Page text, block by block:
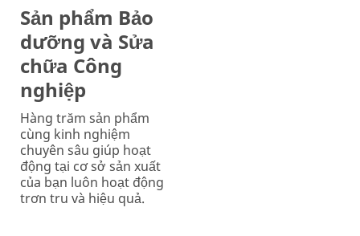
Sản phẩm Bảo
dưỡng và Sửa
chữa Công
nghiệp
Hàng trăm sản phẩm
cùng kinh nghiệm
chuyên sâu giúp hoạt
động tại cơ sở sản xuất
của bạn luôn hoạt động
trơn tru và hiệu quả.